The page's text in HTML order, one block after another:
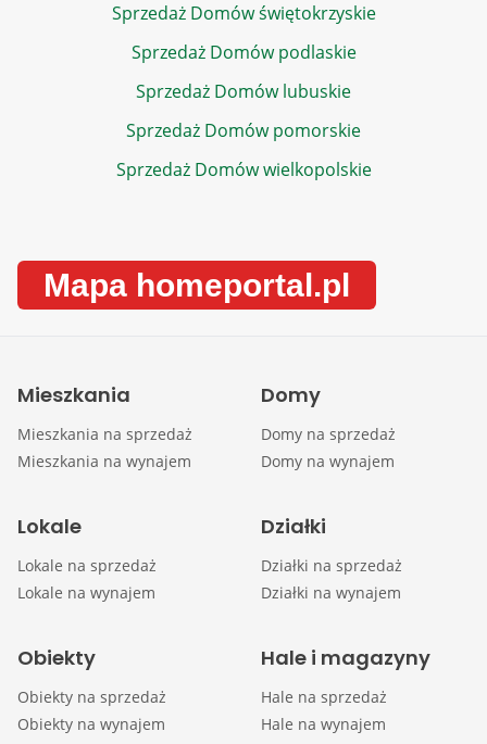
Sprzedaż Domów świętokrzyskie
Sprzedaż Domów podlaskie
Sprzedaż Domów lubuskie
Sprzedaż Domów pomorskie
Sprzedaż Domów wielkopolskie
Mapa homeportal.pl
Mieszkania
Mieszkania na sprzedaż
Mieszkania na wynajem
Domy
Domy na sprzedaż
Domy na wynajem
Lokale
Lokale na sprzedaż
Lokale na wynajem
Działki
Działki na sprzedaż
Działki na wynajem
Obiekty
Obiekty na sprzedaż
Obiekty na wynajem
Hale i magazyny
Hale na sprzedaż
Hale na wynajem